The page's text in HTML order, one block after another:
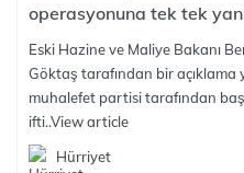
operasyonuna tek tek
Eski Hazine ve Maliye Bakanı
Göktaş tarafından bir açıklama
muhalefet partisi tarafından
ifti..View article
Hürriyet